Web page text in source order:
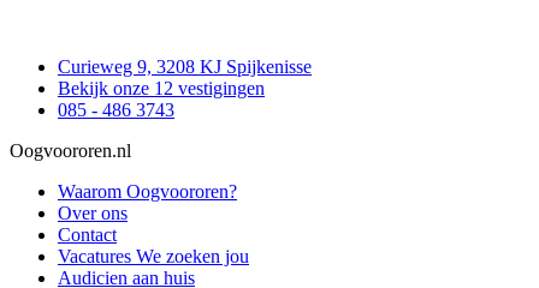
Curieweg 9, 3208 KJ Spijkenisse
Bekijk onze 12 vestigingen
085 - 486 3743
Oogvoororen.nl
Waarom Oogvoororen?
Over ons
Contact
Vacatures We zoeken jou
Audicien aan huis